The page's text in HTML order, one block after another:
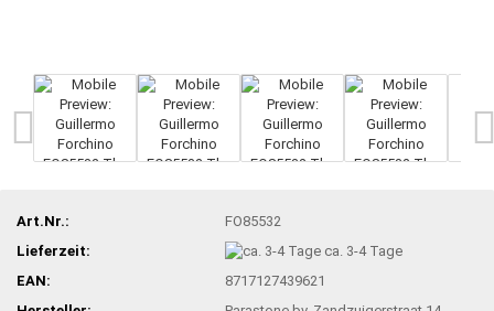
Art.Nr.:
FO85532
Lieferzeit:
ca. 3-4 Tage
EAN:
8717127439621